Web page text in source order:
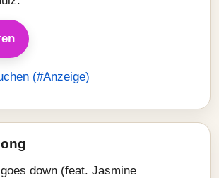
(#Anzeige)
down (feat. Jasmine